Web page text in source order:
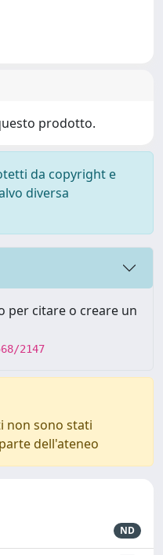
prodotto.
da copyright e
diversa
per citare o creare un
2147
non sono stati
dell'ateneo
ND